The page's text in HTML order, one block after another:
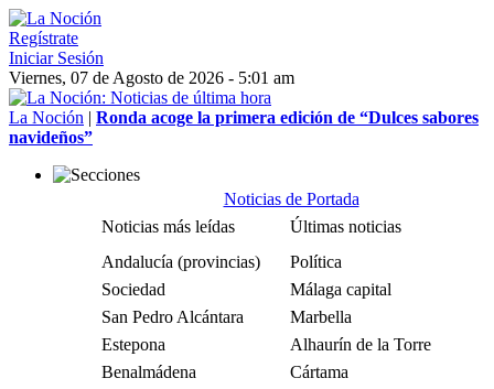
Regístrate
Iniciar Sesión
Viernes, 07 de Agosto de 2026 - 5:01 am
La Noción | Ronda acoge la primera edición de “Dulces sabores
navideños”
Noticias de Portada
Noticias más leídas
Últimas noticias
Andalucía (provincias)
Política
Sociedad
Málaga capital
San Pedro Alcántara
Marbella
Estepona
Alhaurín de la Torre
Benalmádena
Cártama